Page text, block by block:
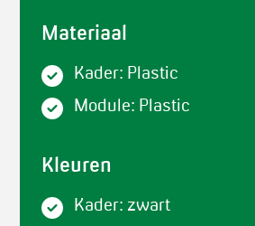
Materiaal
Kader: Plastic
Module: Plastic
Kleuren
Kader: zwart